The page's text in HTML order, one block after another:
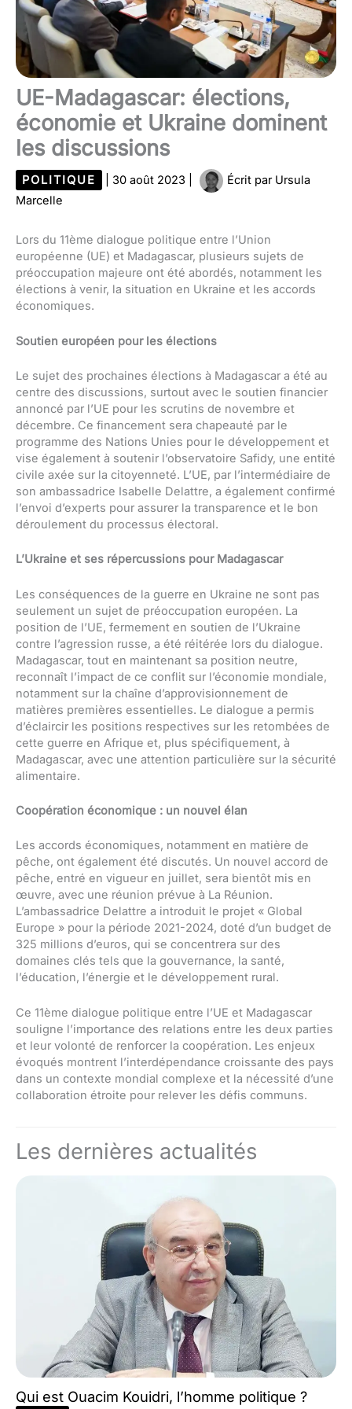
UE-Madagascar: élections,
économie et Ukraine dominent
les discussions
POLITIQUE 30 août 2023 Écrit par Ursula
Marcelle
Lors du 11ème dialogue politique entre l’Union
européenne (UE) et Madagascar, plusieurs sujets de
préoccupation majeure ont été abordés, notamment les
élections à venir, la situation en Ukraine et les accords
économiques.
Soutien européen pour les élections
Le sujet des prochaines élections à Madagascar a été au
centre des discussions, surtout avec le soutien financier
annoncé par l’UE pour les scrutins de novembre et
décembre. Ce financement sera chapeauté par le
programme des Nations Unies pour le développement et
vise également à soutenir l’observatoire Safidy, une entité
civile axée sur la citoyenneté. L’UE, par l’intermédiaire de
son ambassadrice Isabelle Delattre, a également confirmé
l’envoi d’experts pour assurer la transparence et le bon
déroulement du processus électoral.
L’Ukraine et ses répercussions pour Madagascar
Les conséquences de la guerre en Ukraine ne sont pas
seulement un sujet de préoccupation européen. La
position de l’UE, fermement en soutien de l’Ukraine
contre l’agression russe, a été réitérée lors du dialogue.
Madagascar, tout en maintenant sa position neutre,
reconnaît l’impact de ce conflit sur l’économie mondiale,
notamment sur la chaîne d’approvisionnement de
matières premières essentielles. Le dialogue a permis
d’éclaircir les positions respectives sur les retombées de
cette guerre en Afrique et, plus spécifiquement, à
Madagascar, avec une attention particulière sur la sécurité
alimentaire.
Coopération économique : un nouvel élan
Les accords économiques, notamment en matière de
pêche, ont également été discutés. Un nouvel accord de
pêche, entré en vigueur en juillet, sera bientôt mis en
œuvre, avec une réunion prévue à La Réunion.
L’ambassadrice Delattre a introduit le projet « Global
Europe » pour la période 2021-2024, doté d’un budget de
325 millions d’euros, qui se concentrera sur des
domaines clés tels que la gouvernance, la santé,
l’éducation, l’énergie et le développement rural.
Ce 11ème dialogue politique entre l’UE et Madagascar
souligne l’importance des relations entre les deux parties
et leur volonté de renforcer la coopération. Les enjeux
évoqués montrent l’interdépendance croissante des pays
dans un contexte mondial complexe et la nécessité d’une
collaboration étroite pour relever les défis communs.
Les dernières actualités
Qui est Ouacim Kouidri, l’homme politique ?